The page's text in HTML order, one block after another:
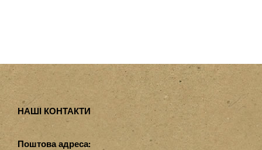
НАШІ КОНТАКТИ
Поштова адреса: